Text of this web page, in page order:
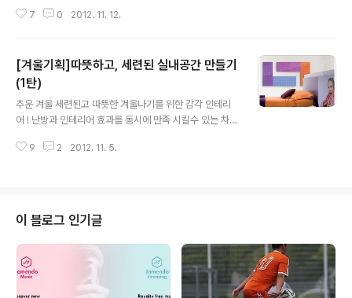
맞는 소재개발로 제품 구현 가능) 가죽마루(Leather Flo
네요. ^^ 마루이야기 3탄은 기존에 널리 알려지지 않은 신
소재를 적용한 신개념 마루를 소개할까 합니다. 지난 글 보
실 분은 아래의 링크 클릭 부탁드립니다 ^^ [생활속의 건축
Talk Talk/아름다운 건축] - 한국의 주거문화와 마루이야
화와 마루이야기(2)-마루의 이해(합판..
7 0 2012. 11. 12.
[겨울기획]따뜻하고, 세련된 실내공간 만들기
(1탄)
추운 겨울 세련된고 따뜻한 겨울나기를 위한 감각 인테리
어 ! 난방과 인테리어 효과를 동시에 만족 시킬수 있는 차별
소개 합니다. 안녕하세요, 오랜만에 인사드리는 이건블로
스팅을 진행하면서, "온돌문화" ," 합판마루"에 대해 간략
히 개인적인 소개를 드린바 있습니다. 2012/10/02 - [생
활속의 건축 Talk Talk/아름다운 건축] - 한국의 주거문화
와 마루이야기(1) 2012/10/16 - [생활속의 건축 Talk Ta
lk/아름다운 건축] - 주거문화와 마루이야기..
9 2 2012. 11. 5.
이 블로그 인기글